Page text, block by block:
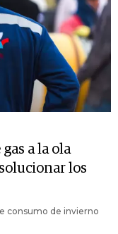
a la ola
los
consumo de invierno